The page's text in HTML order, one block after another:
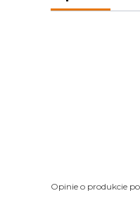
Opinie o produkcie